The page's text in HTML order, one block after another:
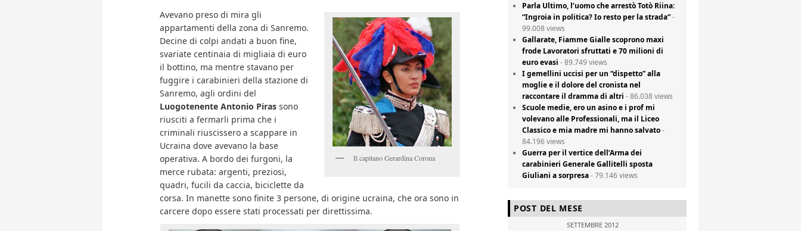
Il capitano Gerardina Corona
Avevano preso di mira gli
appartamenti della zona di Sanremo.
Decine di colpi andati a buon fine,
svariate centinaia di migliaia di euro
il bottino, ma mentre stavano per
fuggire i carabinieri della stazione di
Sanremo, agli ordini del
Luogotenente Antonio Piras sono
riusciti a fermarli prima che i
criminali riuscissero a scappare in
Ucraina dove avevano la base
operativa. A bordo dei furgoni, la
merce rubata: argenti, preziosi,
quadri, fucili da caccia, biciclette da
corsa. In manette sono finite 3 persone, di origine ucraina, che ora sono in
carcere dopo essere stati processati per direttissima.
Parla Ultimo, l’uomo che arrestò Totò Riina:
“Ingroia in politica? Io resto per la strada”-
99.008 views
Gallarate, Fiamme Gialle scoprono maxi
frode Lavoratori sfruttati e 70 milioni di
euro evasi - 89.749 views
I gemellini uccisi per un “dispetto” alla
moglie e il dolore del cronista nel
raccontare il dramma di altri - 86.038 views
Scuole medie, ero un asino e i prof mi
volevano alle Professionali, ma il Liceo
Classico e mia madre mi hanno salvato-
84.196 views
Guerra per il vertice dell’Arma dei
carabinieri Generale Gallitelli sposta
Giuliani a sorpresa- 79.146 views
POST DEL MESE
SETTEMBRE 2012